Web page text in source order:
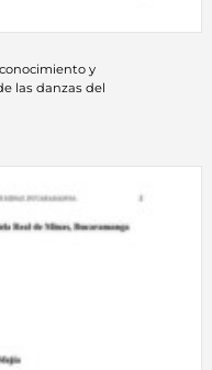
y
las danzas del